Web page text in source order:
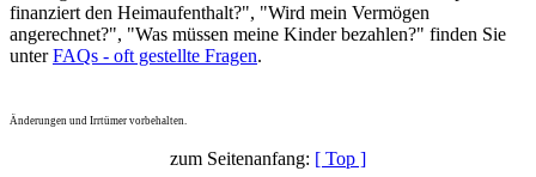
finanziert den Heimaufenthalt?", "Wird mein Vermögen
angerechnet?", "Was müssen meine Kinder bezahlen?" finden Sie
unterFAQs - oft gestellte Fragen.
Änderungen und Irrtümer vorbehalten.
zum Seitenanfang: [ Top ]